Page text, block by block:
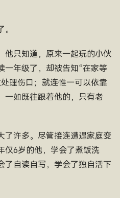
他只知道，原来一起玩的小伙
一年级了，却被告知“在家等
理伤口；就连惟一可以依靠
一如既往跟着他的，只有老
了许多。尽管接连遭遇家庭变
仅6岁的他，学会了煮饭洗
了自读自写，学会了独自活下